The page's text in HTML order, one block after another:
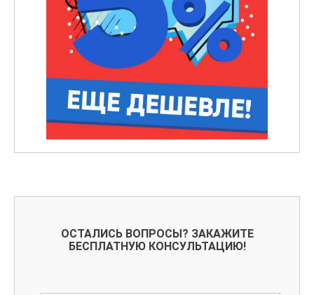
ОСТАЛИСЬ ВОПРОСЫ? ЗАКАЖИТЕ
БЕСПЛАТНУЮ КОНСУЛЬТАЦИЮ!